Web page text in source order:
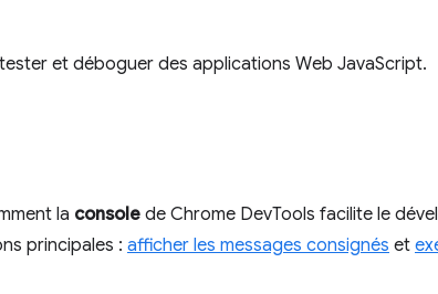
et déboguer des applications Web JavaScript.
la console de Chrome DevTools facilite le
principales : afficher les messages consignés et